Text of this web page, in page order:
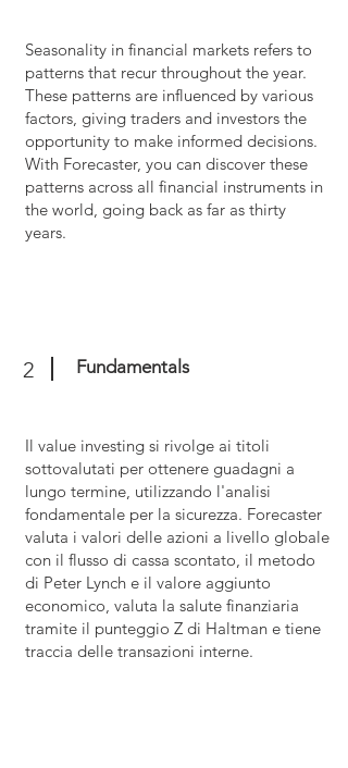
Seasonality in financial markets refers to
patterns that recur throughout the year.
These patterns are influenced by various
factors, giving traders and investors the
opportunity to make informed decisions.
With Forecaster, you can discover these
patterns across all financial instruments in
the world, going back as far as thirty
years.
2 Fundamentals
Il value investing si rivolge ai titoli
sottovalutati per ottenere guadagni a
lungo termine, utilizzando l'analisi
fondamentale per la sicurezza. Forecaster
valuta i valori delle azioni a livello globale
con il flusso di cassa scontato, il metodo
di Peter Lynch e il valore aggiunto
economico, valuta la salute finanziaria
tramite il punteggio Z di Haltman e tiene
traccia delle transazioni interne.